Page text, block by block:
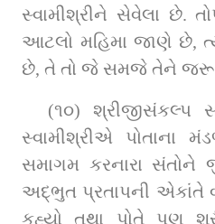
સ્‍વામીશ્રીને સેવેલા છે.
આટલો મહિમા જાણે છે,
છે, તે તો જે સમજે તેને
(૧૦) શ્રીજીસંકલ્પ
સ્વામીશ્રીએ પોતાના
સમાગમ કરનારા સંતોને
અદ્ભુત પ્રતાપની એકાંતે
કહ્યો તથા પોતે પણ